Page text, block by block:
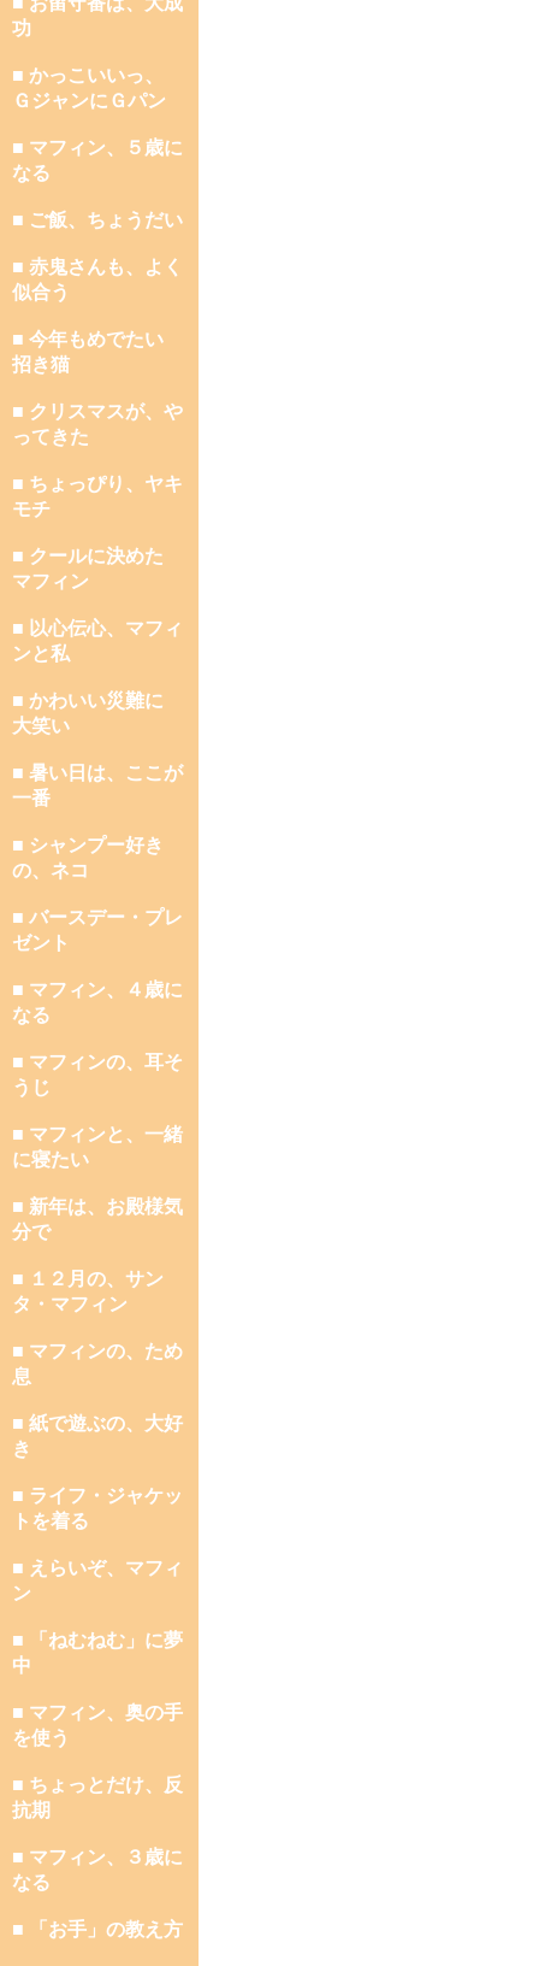
功
■ かっこいいっ、
ＧジャンにＧパン
■ マフィン、５歳に
なる
■ ご飯、ちょうだい
■ 赤鬼さんも、よく
似合う
■ 今年もめでたい
招き猫
■ クリスマスが、や
ってきた
■ ちょっぴり、ヤキ
モチ
■ クールに決めた
マフィン
■ 以心伝心、マフィ
ンと私
■ かわいい災難に
大笑い
■ 暑い日は、ここが
一番
■ シャンプー好き
の、ネコ
■ バースデー・プレ
ゼント
■ マフィン、４歳に
なる
■ マフィンの、耳そ
うじ
■ マフィンと、一緒
に寝たい
■ 新年は、お殿様気
分で
■ １２月の、サン
タ・マフィン
■ マフィンの、ため
息
■ 紙で遊ぶの、大好
き
■ ライフ・ジャケッ
トを着る
■ えらいぞ、マフィ
ン
■ 「ねむねむ」に夢
中
■ マフィン、奥の手
を使う
■ ちょっとだけ、反
抗期
■ マフィン、３歳に
なる
■ 「お手」の教え方